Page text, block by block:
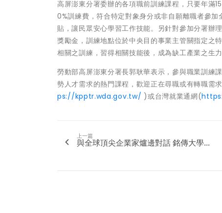
高屏澎東分署委辦的各項職前訓練課程，只要年滿
0%訓練費，符合特定對象身分或非自願離職者參
貼，讓民眾安心學習工作技能。另針對參加分署辦
獎勵金，訓練地點位於中央目的事業主管關指定
相關之訓練，習得相關技能後，成為缺工產業之生力
勞動部高屏澎東分署長郭耿華表示，參與職業訓練
勢人才需求的熱門課程，歡迎正在尋職或有轉職需
ps://kpptr.wda.gov.tw/ )或台灣就業通網(
上一篇
與全球頂尖企業家爐邊對話 銘傳大學...